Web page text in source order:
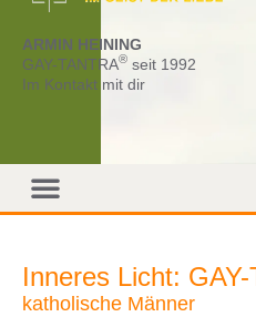
ARMIN HEINING
GAY-TANTRA® seit 1992
Im Kontakt mit dir
Inneres Licht:
katholische Männer